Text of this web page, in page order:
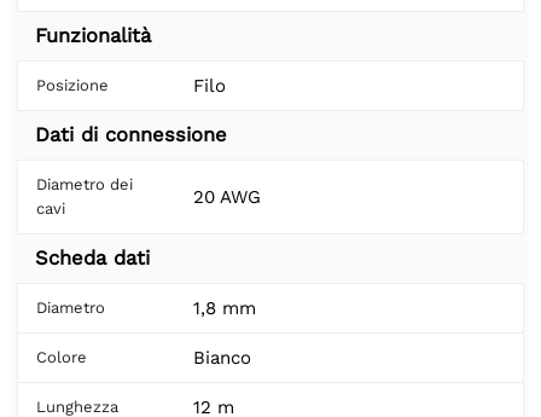
Funzionalità
Posizione Filo
Dati di connessione
Diametro dei
cavi
20 AWG
Scheda dati
Diametro 1,8 mm
Colore Bianco
Lunghezza 12 m